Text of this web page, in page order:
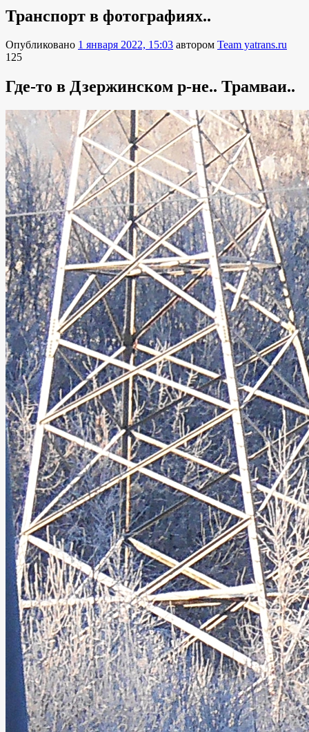
Транспорт в фотографиях..
Опубликовано 1 января 2022, 15:03 автором Team yatrans.ru
125
Где-то в Дзержинском р-не.. Трамваи..